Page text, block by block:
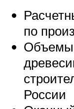
по
Объемы
России